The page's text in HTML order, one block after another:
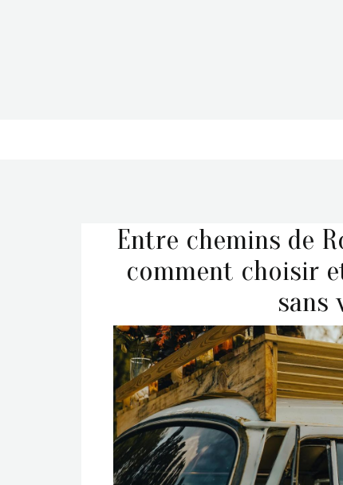
Entre chemins de
comment choisir
sans